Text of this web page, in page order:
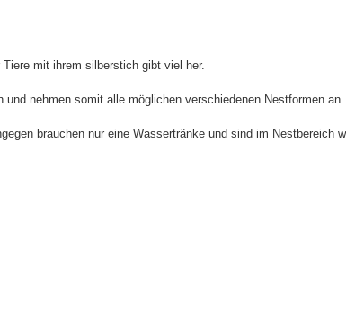
mit ihrem silberstich gibt viel her.
nehmen somit alle möglichen verschiedenen Nestformen an.
brauchen nur eine Wassertränke und sind im Nestbereich